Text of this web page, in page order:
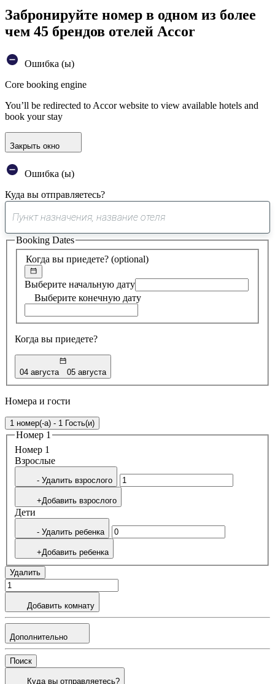
Забронируйте номер в одном из более
чем 45 брендов отелей Accor
Ошибка (ы)
Core booking engine
You’ll be redirected to Accor website to view available hotels and
book your stay
Закрыть окно
Ошибка (ы)
Куда вы отправляетесь?
0
предложение
найдено
Когда вы приедете? (optional)
Выберите начальную дату
Выберите конечную дату
Когда вы приедете?
04 августа 05 августа
Booking Dates
Номера и гости
1 номер(-а) - 1 Гость(и)
Номер 1
Номер 1
Bзрослые
- Удалить взрослого
+Добавить взрослого
Дети
- Удалить ребенка
+Добавить ребенка
Удалить
Добавить комнату
Дополнительно
Поиск
Куда вы отправляетесь?